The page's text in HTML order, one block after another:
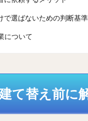
で選ばないための判断基準
について
て替え前に